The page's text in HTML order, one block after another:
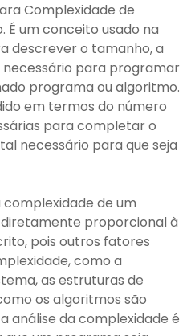
Complexidade de
É um conceito usado na
descrever o tamanho, a
para programar
programa ou algoritmo.
em termos do número
para completar o
necessário para que seja
de um
proporcional à
pois outros fatores
como a
as estruturas de
os algoritmos são
análise da complexidade é